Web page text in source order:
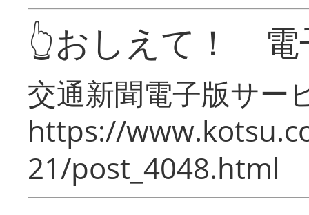
👆おしえて！ 電
交通新聞電子版サー
https://
21/post_4048.html